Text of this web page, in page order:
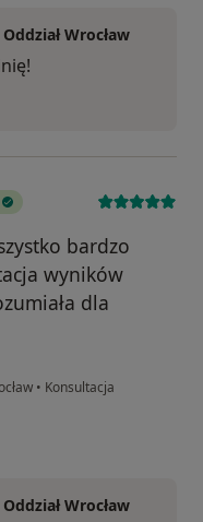
Wrocław
bardzo
wyników
dla
• Konsultacja
Wrocław